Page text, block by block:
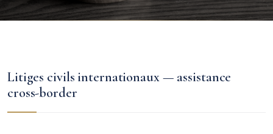
Litiges civils internationaux — assistance
cross-border